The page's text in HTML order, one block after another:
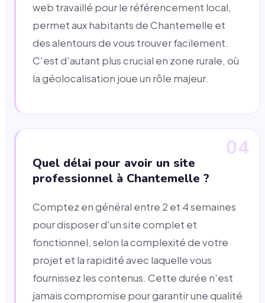
web travaillé pour le référencement local,
permet aux habitants de Chantemelle et
des alentours de vous trouver facilement.
C'est d'autant plus crucial en zone rurale, où
la géolocalisation joue un rôle majeur.
04
Quel délai pour avoir un site
professionnel à Chantemelle ?
Comptez en général entre 2 et 4 semaines
pour disposer d'un site complet et
fonctionnel, selon la complexité de votre
projet et la rapidité avec laquelle vous
fournissez les contenus. Cette durée n'est
jamais compromise pour garantir une qualité